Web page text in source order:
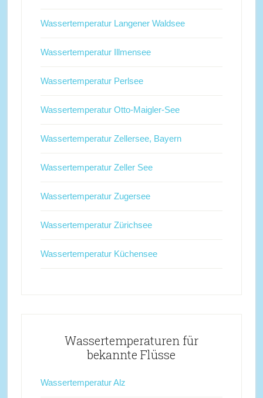
Wassertemperatur Langener Waldsee
Wassertemperatur Illmensee
Wassertemperatur Perlsee
Wassertemperatur Otto-Maigler-See
Wassertemperatur Zellersee, Bayern
Wassertemperatur Zeller See
Wassertemperatur Zugersee
Wassertemperatur Zürichsee
Wassertemperatur Küchensee
Wassertemperaturen für
bekannte Flüsse
Wassertemperatur Alz